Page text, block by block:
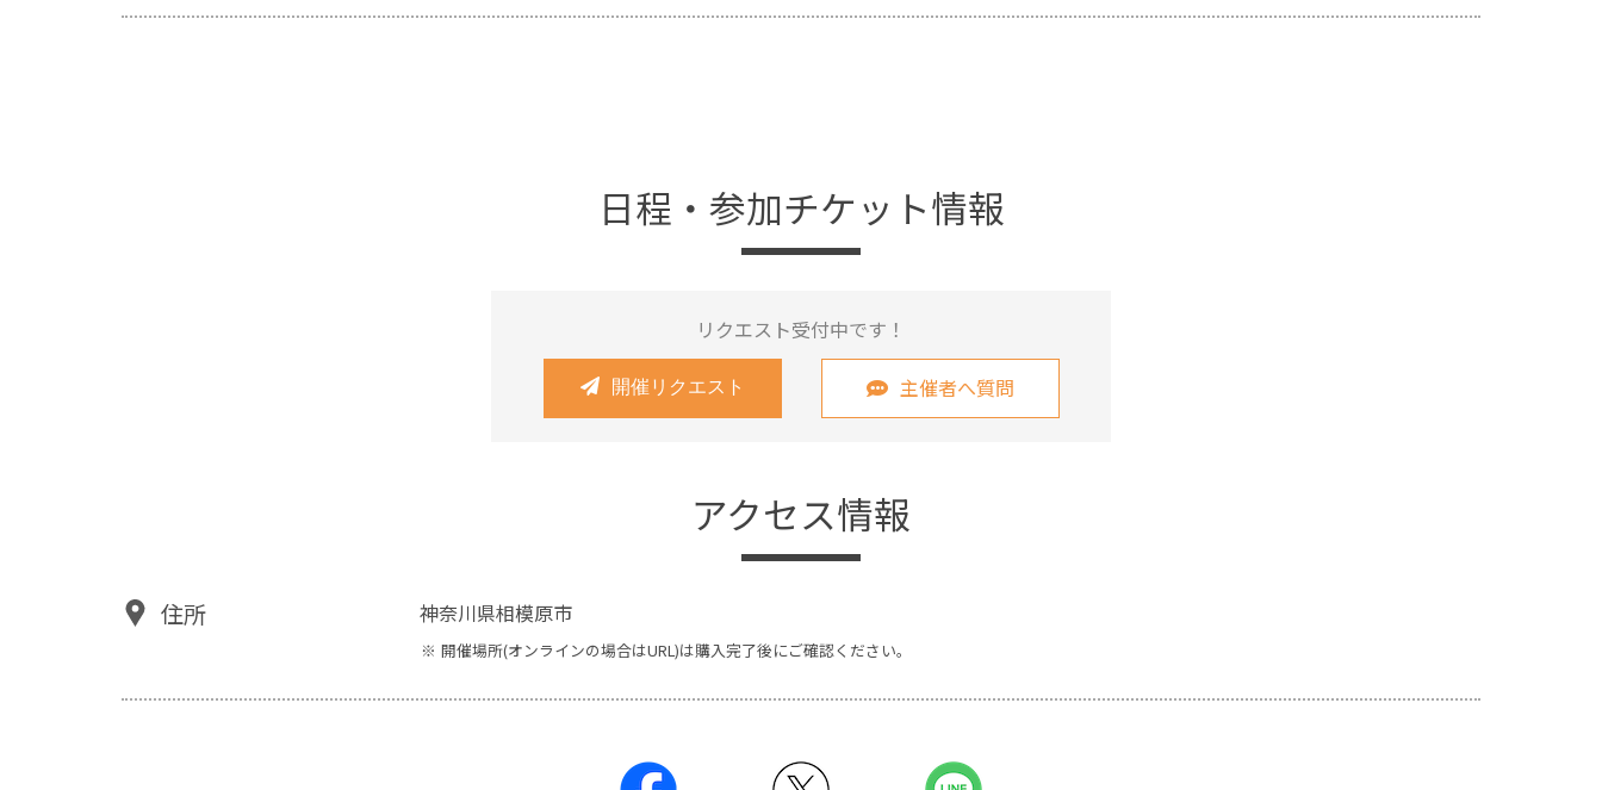
日程・参加チケット情報
リクエスト受付中です！
開催リクエスト 主催者へ質問
アクセス情報
住所 神奈川県相模原市
開催場所(オンラインの場合はURL)は購入完了後にご確認ください。